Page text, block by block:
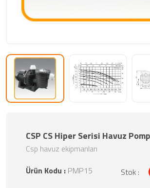
CSP CS Hiper Serisi Havuz
Csp havuz ekipmanları
Stok :
Ürün Kodu : PMP15